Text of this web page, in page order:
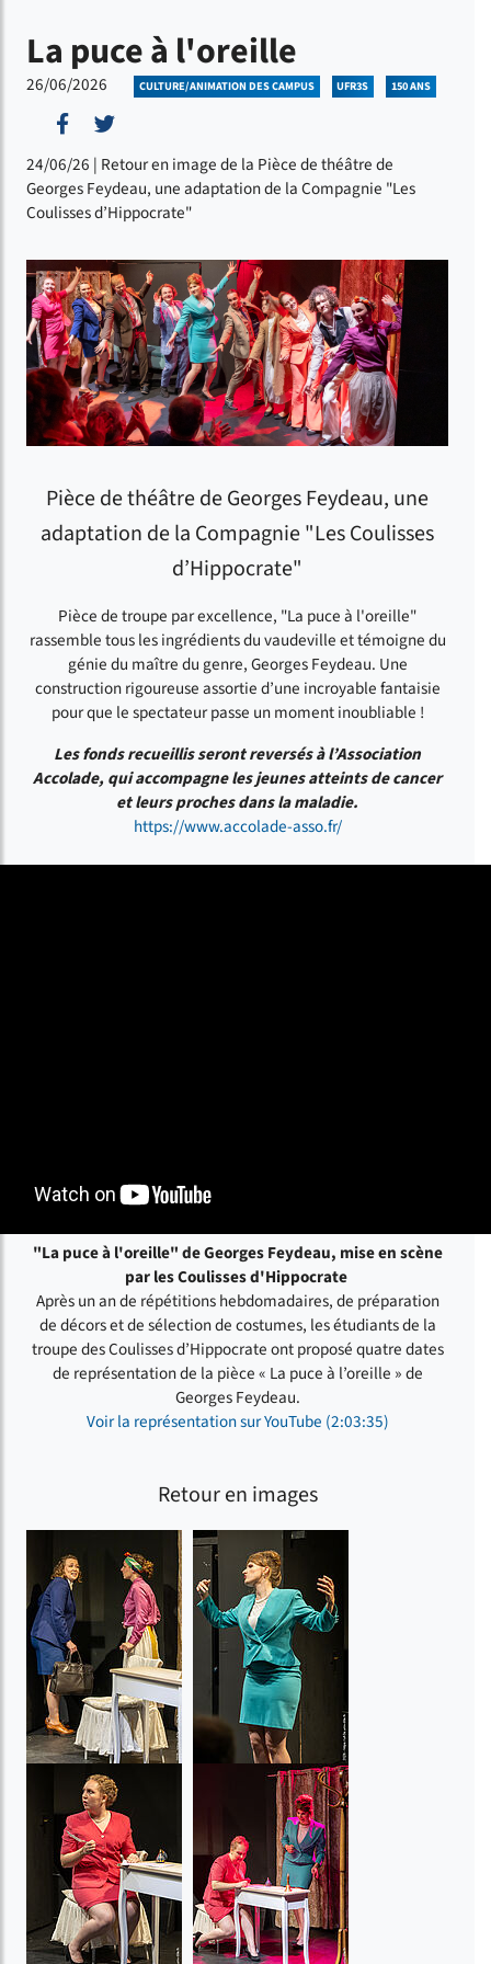
La puce à l'oreille
26/06/2026 CULTURE/ANIMATION DES CAMPUS UFR3S 150 ANS
Partager sur Facebook
Partager sur Twitter
24/06/26 | Retour en image de la Pièce de théâtre de
Georges Feydeau, une adaptation de la Compagnie "Les
Coulisses d’Hippocrate"
Pièce de théâtre de Georges Feydeau, une
adaptation de la Compagnie "Les Coulisses
d’Hippocrate"
Pièce de troupe par excellence, "La puce à l'oreille"
rassemble tous les ingrédients du vaudeville et témoigne du
génie du maître du genre, Georges Feydeau. Une
construction rigoureuse assortie d’une incroyable fantaisie
pour que le spectateur passe un moment inoubliable !
Les fonds recueillis seront reversés à l’Association
Accolade, qui accompagne les jeunes atteints de cancer
et leurs proches dans la maladie.
https://www.accolade-asso.fr/
"La puce à l'oreille" de Georges Feydeau, mise en scène
par les Coulisses d'Hippocrate
Après un an de répétitions hebdomadaires, de préparation
de décors et de sélection de costumes, les étudiants de la
troupe des Coulisses d’Hippocrate ont proposé quatre dates
de représentation de la pièce « La puce à l’oreille » de
Georges Feydeau.
Voir la représentation sur YouTube (2:03:35)
Retour en images